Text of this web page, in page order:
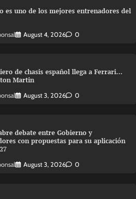
es uno de los mejores entrenadores del
August 4, 2026 0
de chasis español llega a Ferrari…
Martin
August 3, 2026 0
debate entre Gobierno y
con propuestas para su aplicación
August 3, 2026 0